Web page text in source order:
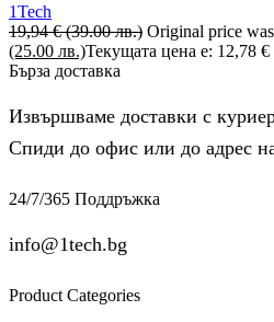
1Tech
19,94€ (39.00 лв.) Original price
(25.00 лв.)Текущата цена е: 12,78 €
Бърза доставка
Извършваме доставки с
Спиди до офис или до адрес
24/7/365 Поддръжка
info@1tech.bg
Product Categories